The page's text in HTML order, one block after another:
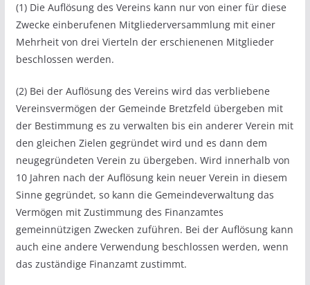
(1) Die Auflösung des Vereins kann nur von einer für diese
Zwecke einberufenen Mitgliederversammlung mit einer
Mehrheit von drei Vierteln der erschienenen Mitglieder
beschlossen werden.
(2) Bei der Auflösung des Vereins wird das verbliebene
Vereinsvermögen der Gemeinde Bretzfeld übergeben mit
der Bestimmung es zu verwalten bis ein anderer Verein mit
den gleichen Zielen gegründet wird und es dann dem
neugegründeten Verein zu übergeben. Wird innerhalb von
10 Jahren nach der Auflösung kein neuer Verein in diesem
Sinne gegründet, so kann die Gemeindeverwaltung das
Vermögen mit Zustimmung des Finanzamtes
gemeinnützigen Zwecken zuführen. Bei der Auflösung kann
auch eine andere Verwendung beschlossen werden, wenn
das zuständige Finanzamt zustimmt.